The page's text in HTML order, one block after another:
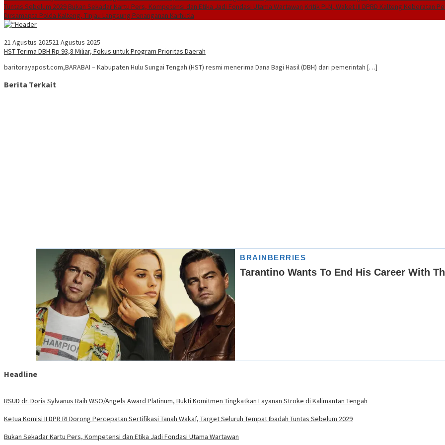
Tuntas Sebelum 2029Bukan Sekadar Kartu Pers, Kompetensi dan Etika Jadi Fondasi Utama Wartawan Kritik PLN, Waket III DPRD Kalteng Keberatan
Dirsamapta Polda Kalteng, Tinjau Langsung Penanganan Karhutla
21 Agustus 202521 Agustus 2025
HST Terima DBH Rp 93,8 Miliar, Fokus untuk Program Prioritas Daerah
baritorayapost.com,BARABAI – Kabupaten Hulu Sungai Tengah (HST) resmi menerima Dana Bagi Hasil (DBH) dari pemerintah […]
Berita Terkait
Headline
RSUD dr. Doris Sylvanus Raih WSO/Angels Award Platinum, Bukti Komitmen Tingkatkan Layanan Stroke di Kalimantan Tengah
Ketua Komisi II DPR RI Dorong Percepatan Sertifikasi Tanah Wakaf, Target Seluruh Tempat Ibadah Tuntas Sebelum 2029
Bukan Sekadar Kartu Pers, Kompetensi dan Etika Jadi Fondasi Utama Wartawan